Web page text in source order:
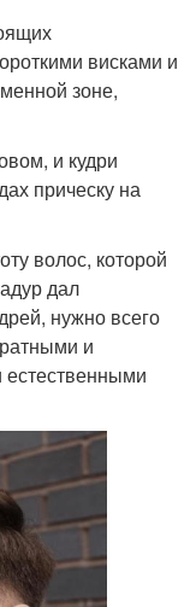
висками и
зоне,
и кудри
прическу на
волос, которой
дал
нужно всего
и